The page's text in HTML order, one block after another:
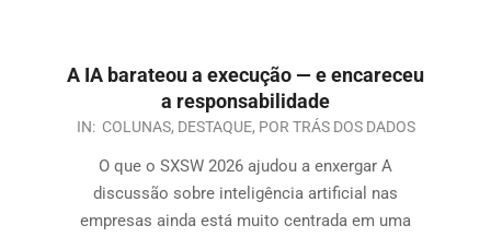
A IA barateou a execução — e encareceu
a responsabilidade
IN: COLUNAS, DESTAQUE, POR TRÁS DOS DADOS
O que o SXSW 2026 ajudou a enxergar A
discussão sobre inteligência artificial nas
empresas ainda está muito centrada em uma